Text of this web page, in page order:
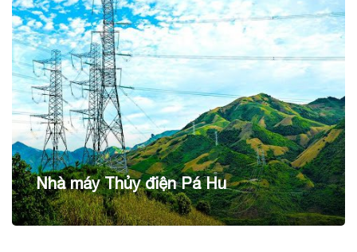
Nhà máy Thủy điện Pá Hu